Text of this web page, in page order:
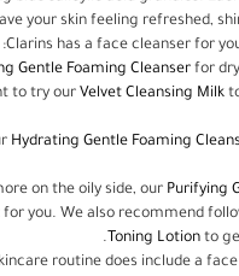
your skin feeling refreshed,
Clarins has a face cleanser for
:
Gentle Foaming Cleanser for
to try our Velvet Cleansing Milk
Hydrating Gentle Foaming
on the oily side, our Purifying
you. We also recommend
Toning Lotion to
routine does include a